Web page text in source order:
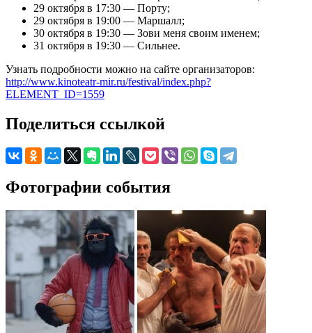
29 октября в 17:30 — Порту;
29 октября в 19:00 — Маршалл;
30 октября в 19:30 — Зови меня своим именем;
31 октября в 19:30 — Сильнее.
Узнать подробности можно на сайте организаторов:
http://www.kinoteatr-mir.ru/festival/index.php?
ELEMENT_ID=1559
Поделиться ссылкой
Фотографии события